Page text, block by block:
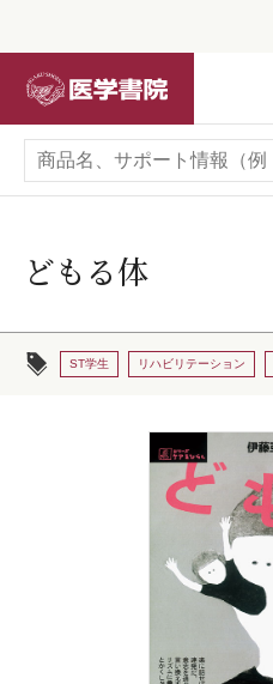
どもる体
ST学生 リハビリテーション